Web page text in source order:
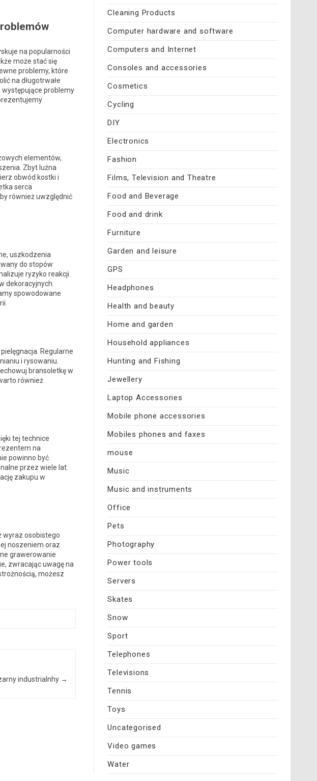
na popularności
może stać się
problemy, które
na długotrwałe
problemy
elementów,
Zbyt luźna
obwód kostki i
serca
również uwzględnić
uszkodzenia
do stopów
ryzyko reakcji.
dekoracyjnych.
spowodowane
Regularne
i rysowaniu.
bransoletkę w
również
tej technice
na
powinno być
przez wiele lat.
zakupu w
wyraz osobistego
noszeniem oraz
grawerowanie
zwracając uwagę na
możesz
industrialnhy →
Cleaning Products
Computer hardware and software
Computers and Internet
Consoles and accessories
Cosmetics
Cycling
DIY
Electronics
Fashion
Films, Television and Theatre
Food and Beverage
Food and drink
Furniture
Garden and leisure
GPS
Headphones
Health and beauty
Home and garden
Household appliances
Hunting and Fishing
Jewellery
Laptop Accessories
Mobile phone accessories
Mobiles phones and faxes
mouse
Music
Music and instruments
Office
Pets
Photography
Power tools
Servers
Skates
Snow
Sport
Telephones
Televisions
Tennis
Toys
Uncategorised
Video games
Water